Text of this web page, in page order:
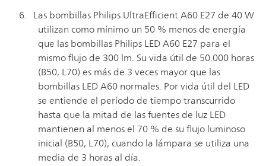
Las bombillas Philips UltraEfficient A60 E27 de 40 W
utilizan como mínimo un 50 % menos de energía
que las bombillas Philips LED A60 E27 para el
mismo flujo de 300 lm. Su vida útil de 50.000 horas
(B50, L70) es más de 3 veces mayor que las
bombillas LED A60 normales. Por vida útil del LED
se entiende el período de tiempo transcurrido
hasta que la mitad de las fuentes de luz LED
mantienen al menos el 70 % de su flujo luminoso
inicial (B50, L70), cuando la lámpara se utiliza una
media de 3 horas al día.